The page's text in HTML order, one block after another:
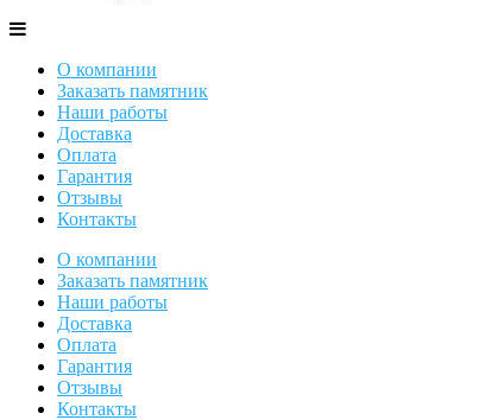
О компании
Заказать памятник
Наши работы
Доставка
Оплата
Гарантия
Отзывы
Контакты
О компании
Заказать памятник
Наши работы
Доставка
Оплата
Гарантия
Отзывы
Контакты